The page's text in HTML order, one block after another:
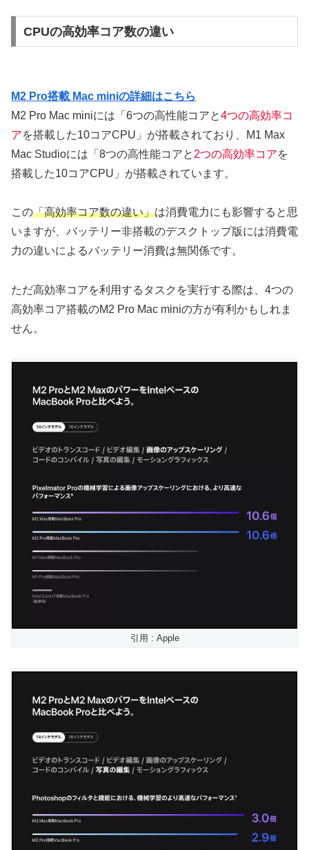
CPUの高効率コア数の違い
M2 Pro搭載 Mac miniの詳細はこちら
M2 Pro Mac miniには「6つの高性能コアと4つの高効率コ
アを搭載した10コアCPU」が搭載されており、M1 Max
Mac Studioには「8つの高性能コアと 2つの高効率コアを
搭載した10コアCPU」が搭載されています。
この「高効率コア数の違い」は消費電力にも影響すると思
いますが、バッテリー非搭載のデスクトップ版には消費電
力の違いによるバッテリー消費は無関係です。
ただ高効率コアを利用するタスクを実行する際は、4つの
高効率コア搭載のM2 Pro Mac miniの方が有利かもしれま
せん。
引用 : Apple